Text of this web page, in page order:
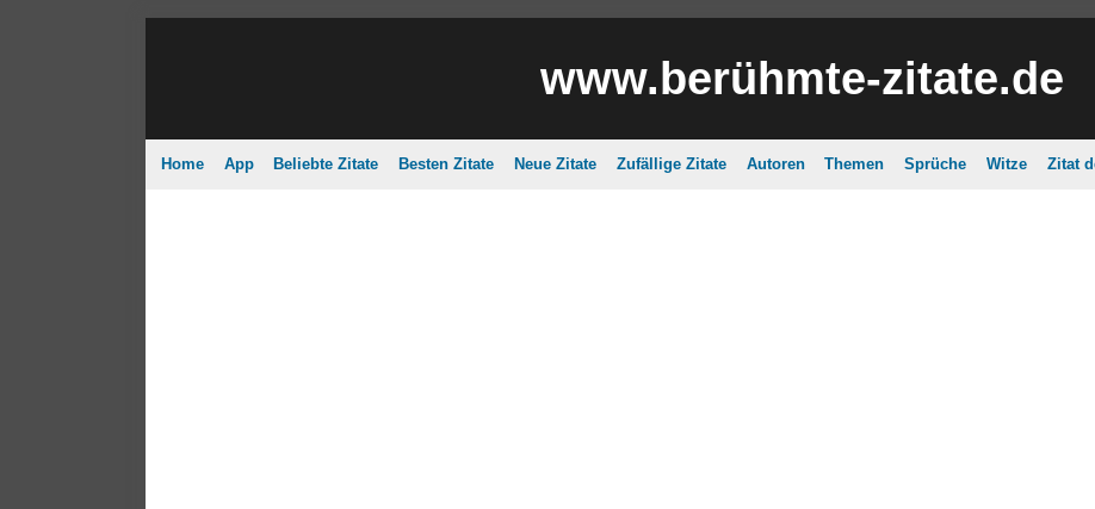
www.berühmte-zitate.de
Home App Beliebte Zitate Besten Zitate Neue Zitate Zufällige Zitate Autoren Themen Sprüche Witze Zitat